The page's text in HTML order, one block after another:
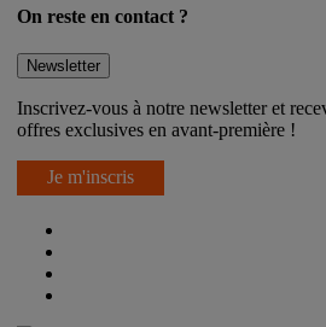
On reste en contact ?
Newsletter
Inscrivez-vous à notre newsletter et
offres exclusives en avant-première !
Je m'inscris